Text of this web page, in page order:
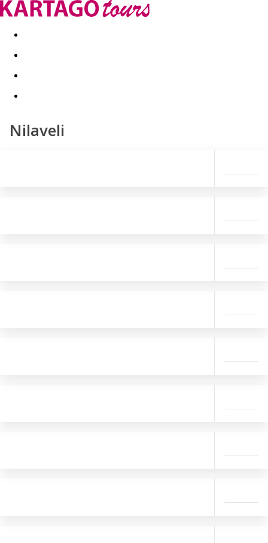
Last minute Dovolenkové kluby
Nilaveli